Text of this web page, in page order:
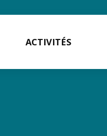
ACTIVITÉS